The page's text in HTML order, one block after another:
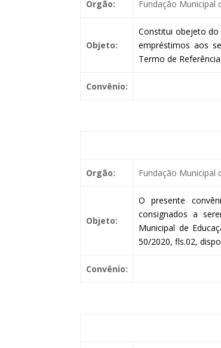
Orgão: Fundação Municipal
Objeto:
Constitui obejeto
empréstimos aos
Termo de
Convênio:
Orgão: Fundação Municipal
Objeto:
O presente
consignados a
Municipal de
50/2020, fls.02,
Convênio: